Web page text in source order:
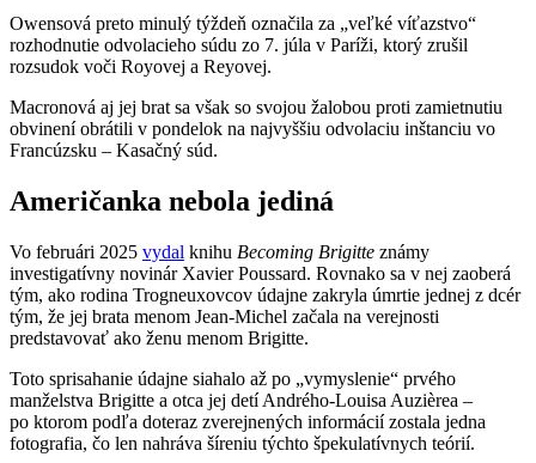
Owensová preto minulý týždeň označila za „veľké víťazstvo“
rozhodnutie odvolacieho súdu zo 7. júla v Paríži, ktorý zrušil
rozsudok voči Royovej a Reyovej.
Macronová aj jej brat sa však so svojou žalobou proti zamietnutiu
obvinení obrátili v pondelok na najvyššiu odvolaciu inštanciu vo
Francúzsku – Kasačný súd.
Američanka nebola jediná
Vo februári 2025 vydal knihu Becoming Brigitte známy
investigatívny novinár Xavier Poussard. Rovnako sa v nej zaoberá
tým, ako rodina Trogneuxovcov údajne zakryla úmrtie jednej z dcér
tým, že jej brata menom Jean-Michel začala na verejnosti
predstavovať ako ženu menom Brigitte.
Toto sprisahanie údajne siahalo až po „vymyslenie“ prvého
manželstva Brigitte a otca jej detí Andrého-Louisa Auzièrea –
po ktorom podľa doteraz zverejnených informácií zostala jedna
fotografia, čo len nahráva šíreniu týchto špekulatívnych teórií.